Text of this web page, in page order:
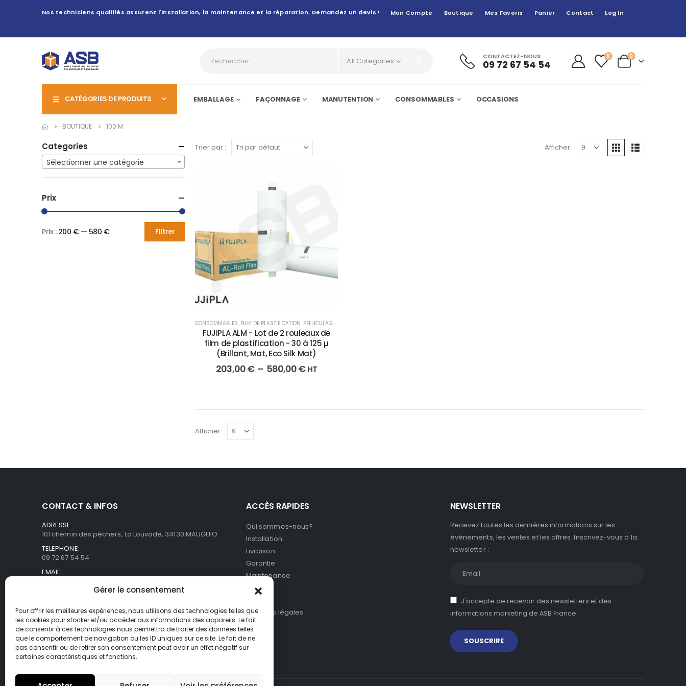
Gérer le consentement
Pour offrir les meilleures expériences, nous utilisons des technologies telles que
les cookies pour stocker et/ou accéder aux informations des appareils. Le fait
de consentir à ces technologies nous permettra de traiter des données telles
que le comportement de navigation ou les ID uniques sur ce site. Le fait de ne
pas consentir ou de retirer son consentement peut avoir un effet négatif sur
certaines caractéristiques et fonctions.
Nos techniciens qualifiés assurent l'installation, la maintenance et la réparation. Demandez un devis ! Mon Compte Boutique Mes Favoris Panier Contact Log In
All Categories CONTACTEZ-NOUS
09 72 67 54 54
0 0
CATÉGORIES DE PRODUITS EMBALLAGE FAÇONNAGE MANUTENTION CONSOMMABLES OCCASIONS
BOUTIQUE 100 M
Trier par : Afficher:
CONSOMMABLES, FILM DE PLASTIFICATION, PELLICULAGE / PLASTIFICATION
FUJIPLA ALM - Lot de 2 rouleaux de
film de plastification - 30 à 125 µ
(Brillant, Mat, Eco Silk Mat)
203,00€ – 580,00€HT
Afficher:
Categories
Sélectionner une catégorie
Prix
Filtrer
Prix : 200 €— 580 €
CONTACT & INFOS
ADRESSE:
101 chemin des pêchers, La Louvade, 34130 MAUGUIO
TELEPHONE:
09 72 67 54 54
EMAIL:
ACCÈS RAPIDES
Qui sommes-nous?
Installation
Livraison
Garantie
Maintenance
SAV
Mentions légales
NEWSLETTER
Recevez toutes les dernières informations sur les
événements, les ventes et les offres. Inscrivez-vous à la
newsletter :
J'accepte de recevoir des newsletters et des
informations marketing de ASB France.